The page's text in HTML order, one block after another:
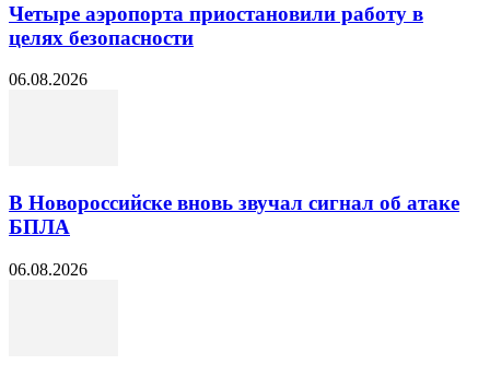
Четыре аэропорта приостановили работу в
целях безопасности
06.08.2026
В Новороссийске вновь звучал сигнал об атаке
БПЛА
06.08.2026